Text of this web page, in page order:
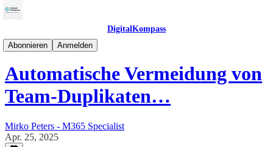
DigitalKompass
Abonnieren
Anmelden
M365Kompass
Automatische Vermeidung von
Team-Duplikaten…
Mirko Peters - M365 Specialist
Apr. 25, 2025